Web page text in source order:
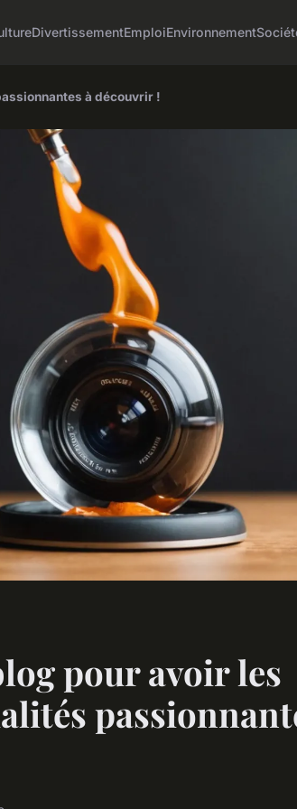
DivertissementEmploiEnvironnement
à découvrir !
pour avoir les